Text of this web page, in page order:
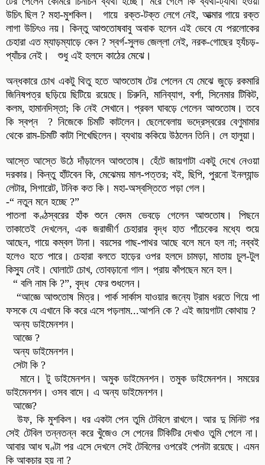
উচিৎ ছিল ? মহা-মুশকিল। গায়ে রক্ত-টক্ত লেগে নেই, আত্মার গায়ে রক্ত
লাগা উচিৎও নয়। কিন্তু আশুতোষবাবু অবাক হলেন এই ভেবে যে পরলোকের
চেহারা এত ম্যাড়ম্যাড়ে কেন ? স্বর্গ-সুলভ জেল্লা নেই, নরক-গোছের হ্যঁচড়-
প্যাঁচর নেই। শুধু এই হলদে কাঠের মেঝে।
অন্ধকারে চোখ একটু থিতু হতে আশুতোষ টের পেলেন যে মেঝে জুড়ে রকমারি
জিনিষপত্র ছড়িয়ে ছিটিয়ে রয়েছে। চিরুনি, মানিব্যাগ, বর্শা, সিনেমার টিকিট,
কলম, হামানদিস্তা; কি নেই সেখানে। প্রবল ঘাবড়ে গেলেন আশুতোষ। তবে
কি স্বপ্ন ? নিজেকে চিমটি কাটলেন। ছেলেবেলায় ভদ্রেস্বরের বেণুমামার
থেকে রাম-চিমটি কাটা শিখেছিলেন। ব্যথায় ককিয়ে উঠলেন তিনি। লে হালুয়া।
আস্তে আস্তে উঠে দাঁড়ালেন আশুতোষ। হেঁটে জায়গাটা একটু দেখে নেওয়া
দরকার। কিন্তু হাঁটবেন কি, মেঝেময় মাল-পত্তর; বই, ছিপি, পুরনো ইনল্যান্ড
লেটার, সিগারেট, টনিক কত কি। মহা-অস্বস্তিতে পড়া গেল।
-“ নতুন মনে হচ্ছে ?”
পাতলা কণ্ঠস্বরের হাঁক শুনে বেদম ভেবড়ে গেলেন আশুতোষ। পিছনে
তাকাতেই দেখলেন, এক জরাজীর্ণ চেহারার বৃদ্ধ হাত পাঁচেকের মধ্যে শুয়ে
আছেন, গায়ে কম্বল টানা। বয়সের গাছ-পাথর আছে বলে মনে হল না; নব্বই
হলেও হতে পারে। চেহারা বলতে হাড়ের ওপর হলদে চামড়া, মাতায় চুল-টুল
কিস্যু নেই। ঘোলাটে চোখ, তোবড়ানো গাল। প্রায় কাঁপছেন মনে হল।
“ বলি নাম কি ?”, বৃদ্ধ ফের শুধলেন।
“আজ্ঞে আশুতোষ মিত্র। পার্ক সার্কাস যাওয়ার জন্যে ট্রাম ধরতে গিয়ে পা
ফসকে যে এখানে কি করে এসে পড়লাম...আপনি কে ? এই জায়গাটা কোথায় ?
অন্য ডাইমেনশন।
আজ্ঞে ?
অন্য ডাইমেনশন।
সেটা কি ?
মানে। টু ডাইমেনশন। অমুক ডাইমেনশন। তমুক ডাইমেনশন। সময়ের
ডাইমেনশন। ওসব বাদে। এ অন্য ডাইমেনশন।
আজ্ঞে?
উফ, কি মুশকিল। ধর একটা পেন তুমি টেবিলে রাখলে। আর দু মিনিট পর
সেই টেবিল তন্নতন্ন করে খুঁজেও সে পেনের টিকিটির দেখাও তুমি পেলে না।
আবার আধ ঘণ্টা পর এসে দেখলে সেই টেবিলের ওপরেই পেনটা রয়েছে। এমন
কি আকচার হয় না ?